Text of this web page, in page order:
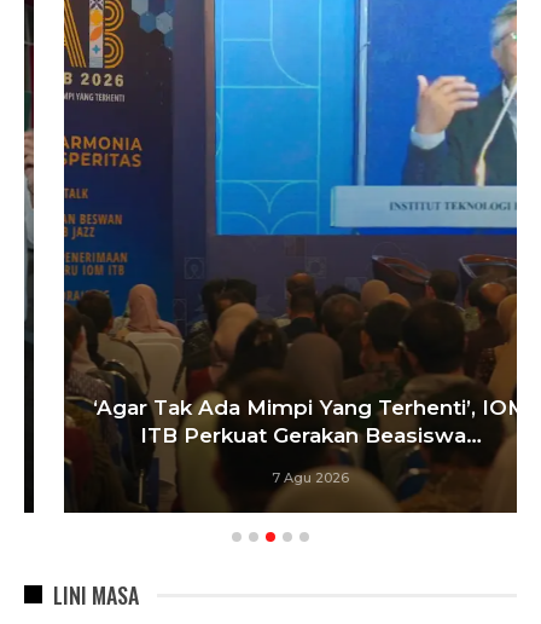
‘Agar Tak Ada Mimpi Yang Terhenti’, IOM
ITB Perkuat Gerakan Beasiswa…
7 Agu 2026
LINI MASA